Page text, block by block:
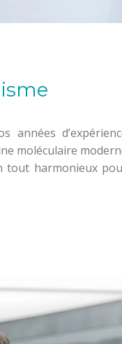
années
moléculaire
tout harmonieux